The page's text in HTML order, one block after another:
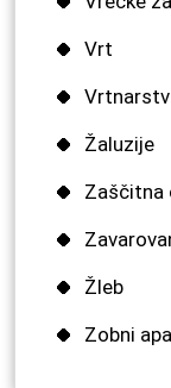
Vrt
Žaluzije
Zaščitna
Žleb
Zobni